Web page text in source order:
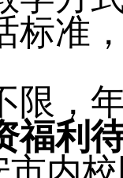
，
年
福利